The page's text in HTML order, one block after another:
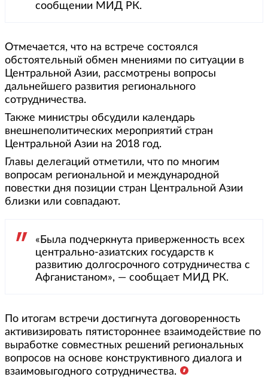
сообщении МИД РК.
Отмечается, что на встрече состоялся
обстоятельный обмен мнениями по ситуации в
Центральной Азии, рассмотрены вопросы
дальнейшего развития регионального
сотрудничества.
Также министры обсудили календарь
внешнеполитических мероприятий стран
Центральной Азии на 2018 год.
Главы делегаций отметили, что по многим
вопросам региональной и международной
повестки дня позиции стран Центральной Азии
близки или совпадают.
«Была подчеркнута приверженность всех
центрально-азиатских государств к
развитию долгосрочного сотрудничества с
Афганистаном», — сообщает МИД РК.
По итогам встречи достигнута договоренность
активизировать пятистороннее взаимодействие по
выработке совместных решений региональных
вопросов на основе конструктивного диалога и
взаимовыгодного сотрудничества.